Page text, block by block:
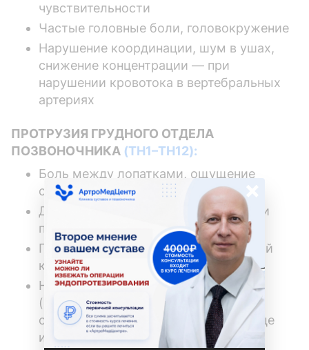
чувствительности
Частые головные боли, головокружение
Нарушение координации, шум в ушах,
снижение концентрации — при
нарушении кровотока в вертебральных
артериях
ПРОТРУЗИЯ ГРУДНОГО ОТДЕЛА
ПОЗВОНОЧНИКА (TH1–TH12):
Боль между лопатками, ощущение
стянутости в груди
Дискомфорт при глубоком вдохе или
повороте туловища
Покалывание или онемение в грудной
клетке, животе
Нарушения со стороны органов ЖКТ
(псевдосимптоматика) — возможны
ощущения, схожие с болями в сердце
или желудке